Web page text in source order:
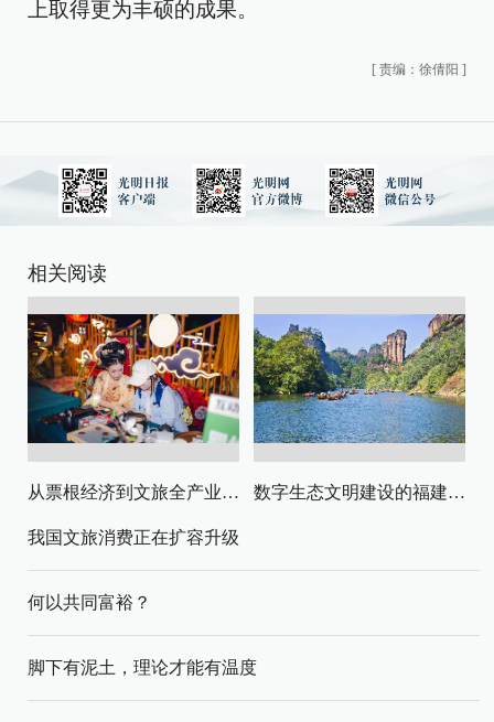
上取得更为丰硕的成果。
[ 责编：徐倩阳 ]
相关阅读
从票根经济到文旅全产业链升级 数字生态文明建设的福建路径与启示
我国文旅消费正在扩容升级
何以共同富裕？
脚下有泥土，理论才能有温度